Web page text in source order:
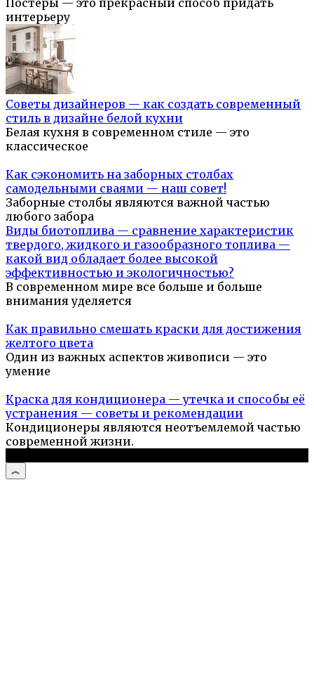
Постеры — это прекрасный способ придать
интерьеру
Советы дизайнеров — как создать современный
стиль в дизайне белой кухни
Белая кухня в современном стиле — это
классическое
Как сэкономить на заборных столбах
самодельными сваями — наш совет!
Заборные столбы являются важной частью
любого забора
Виды биотоплива — сравнение характеристик
твердого, жидкого и газообразного топлива —
какой вид обладает более высокой
эффективностью и экологичностью?
В современном мире все больше и больше
внимания уделяется
Как правильно смешать краски для достижения
желтого цвета
Один из важных аспектов живописи — это
умение
Краска для кондиционера — утечка и способы её
устранения — советы и рекомендации
Кондиционеры являются неотъемлемой частью
современной жизни.